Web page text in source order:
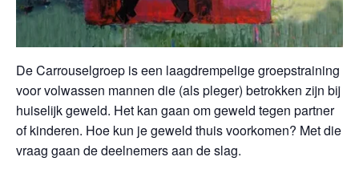
De Carrouselgroep is een laagdrempelige groepstraining
voor volwassen mannen die (als pleger) betrokken zijn bij
huiselijk geweld. Het kan gaan om geweld tegen partner
of kinderen. Hoe kun je geweld thuis voorkomen? Met die
vraag gaan de deelnemers aan de slag.